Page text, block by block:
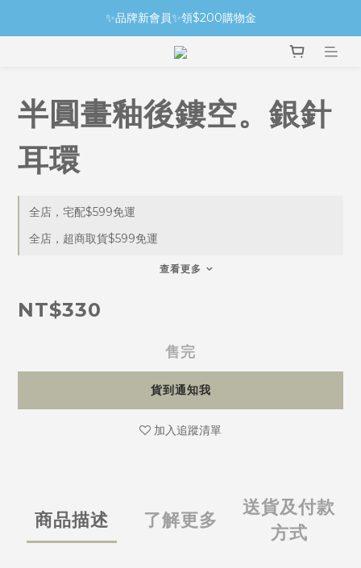
✨品牌新會員✨領$200購物金
半圓畫釉後鏤空。銀針
耳環
全店，宅配$599免運
全店，超商取貨$599免運
查看更多
NT$330
售完
貨到通知我
加入追蹤清單
商品描述 了解更多
送貨及付款
方式